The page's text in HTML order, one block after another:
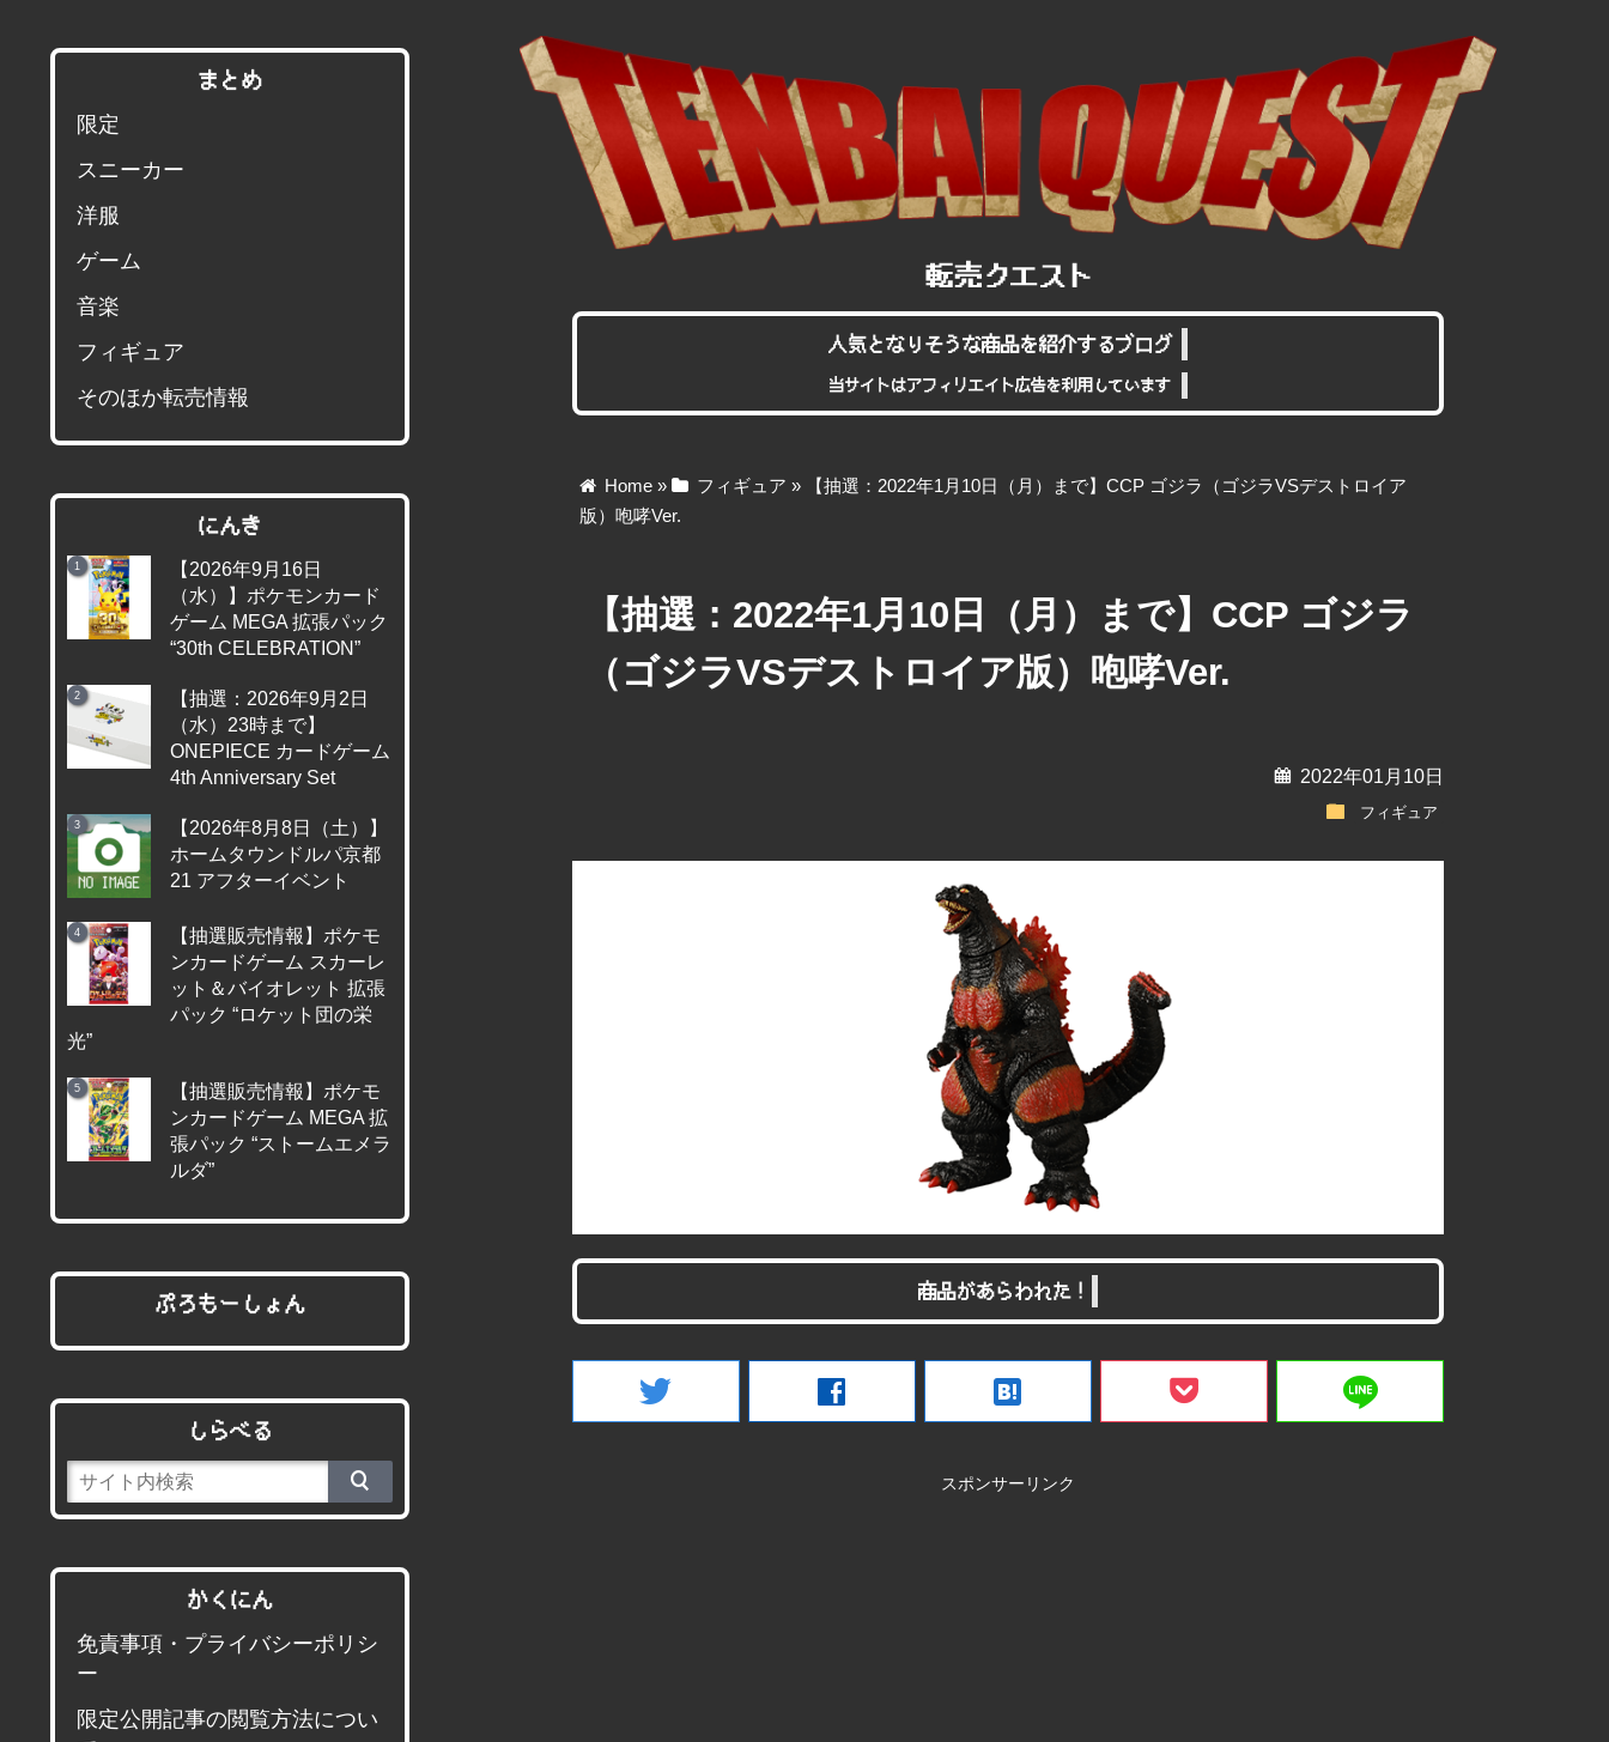
人気となりそうな商品を紹介するブログ
当サイトはアフィリエイト広告を利用しています
Home » フィギュア »
【抽選：2022年1月10日（月）まで】CCP ゴジラ（ゴジラVSデストロイア
版）咆哮Ver.
【抽選：2022年1月10日（月）まで】CCP ゴジラ
（ゴジラVSデストロイア版）咆哮Ver.
calendar 2022年01月10日
folder フィギュア
商品があらわれた！
twitter facebook hatenabookmark line
スポンサーリンク
まとめ
限定
スニーカー
洋服
ゲーム
音楽
フィギュア
そのほか転売情報
にんき
【2026年9月16日
（水）】ポケモンカード
ゲーム MEGA 拡張パック
“30th CELEBRATION”
【抽選：2026年9月2日
（水）23時まで】
ONEPIECE カードゲーム
4th Anniversary Set
【2026年8月8日（土）】
ホームタウンドルパ京都
21 アフターイベント
【抽選販売情報】ポケモ
ンカードゲーム スカーレ
ット＆バイオレット 拡張
パック “ロケット団の栄
光”
【抽選販売情報】ポケモ
ンカードゲーム MEGA 拡
張パック “ストームエメラ
ルダ”
ぷろもーしょん
しらべる
かくにん
免責事項・プライバシーポリシ
ー
限定公開記事の閲覧方法につい